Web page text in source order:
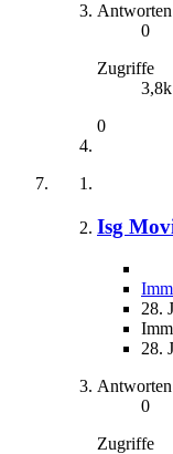
Antworten
0
Zugriffe
3,8k
0
Isg
28.
28.
Antworten
0
Zugriffe